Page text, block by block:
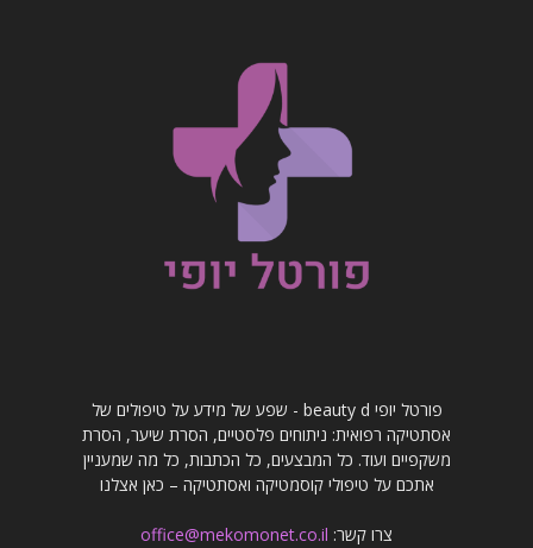
פורטל יופי beauty d - שפע של מידע על טיפולים של
אסתטיקה רפואית: ניתוחים פלסטיים, הסרת שיער, הסרת
משקפיים ועוד. כל המבצעים, כל הכתבות, כל מה שמעניין
אתכם על טיפולי קוסמטיקה ואסתטיקה – כאן אצלנו
צרו קשר: office@mekomonet.co.il